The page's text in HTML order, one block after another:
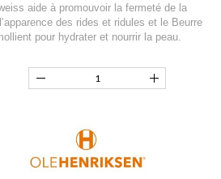
aide à promouvoir la fermeté de la
des rides et ridules et le Beurre
pour hydrater et nourrir la peau.